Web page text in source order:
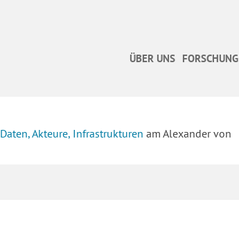
ÜBER UNS FORSCHUNG
Daten, Akteure, Infrastrukturen am Alexander von